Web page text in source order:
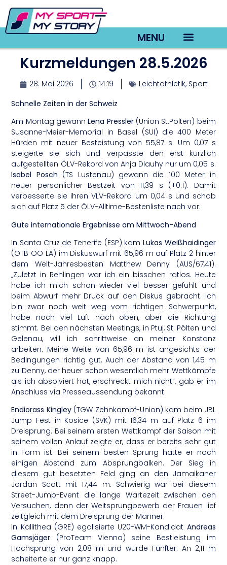
MENU
Kurzmeldungen 28.5.2026
28. Mai 2026 14:19 Leichtathletik, Sport
Schnelle Zeiten in der Schweiz
Am Montag gewannLena Pressler(Union St.Pölten) beim
Susanne-Meier-Memorial in Basel (SUI) die 400 Meter
Hürden mit neuer Besteistung von 55,87 s. Um 0,07 s
steigerte sie sich und verpasste den erst kürzlich
aufgestellten ÖLV-Rekord von Anja Dlauhy nur um 0,05 s.
Isabel Posch (TS Lustenau) gewann die 100 Meter in
neuer persönlicher Bestzeit von 11,39 s (+0.1). Damit
verbesserte sie ihren VLV-Rekord um 0,04 s und schob
sich auf Platz 5 der ÖLV-Alltime-Bestenliste nach vor.
Gute internationale Ergebnisse am Mittwoch-Abend
In Santa Cruz de Tenerife (ESP) kam Lukas Weißhaidinger
(ÖTB OÖ LA) im Diskuswurf mit 65,96 m auf Platz 2 hinter
dem Welt-Jahresbesten Matthew Denny (AUS/67,41).
„Zuletzt in Rehlingen war ich ein bisschen ratlos. Heute
habe ich mich schon wieder viel besser gefühlt und
beim Abwurf mehr Druck auf den Diskus gebracht. Ich
bin zwar noch weit weg vom richtigen Schwerpunkt,
habe noch viel Luft nach oben, aber die Richtung
stimmt. Bei den nächsten Meetings, in Ptuj, St. Pölten und
Gelenau, will ich schrittweise an meiner Konstanz
arbeiten. Meine Weite von 65,96 m ist angesichts der
Bedingungen richtig gut. Auch der Abstand von 1,45 m
zu Denny, der heuer schon wesentlich mehr Wettkämpfe
als ich absolviert hat, erschreckt mich nicht“, gab er im
Anschluss via Presseaussendung bekannt.
Endiorass Kingley(TGW Zehnkampf-Union) kam beim JBL
Jump Fest in Kosice (SVK) mit 16,34 m auf Platz 6 im
Dreisprung. Bei seinem ersten Wettkampf der Saison mit
seinem vollen Anlauf zeigte er, dass er bereits sehr gut
in Form ist. Bei seinem besten Sprung hatte er noch
einigen Abstand zum Absprungbalken. Der Sieg in
diesem gut besetzten Feld ging an den Jamaikaner
Jordan Scott mit 17,44 m. Schwierig war bei diesem
Street-Jump-Event die lange Wartezeit zwischen den
Versuchen, denn der Weitsprungbewerb der Frauen lief
zeitgleich mit dem Dreisprung der Männer.
In Kallithea (GRE) egalisierte U20-WM-Kandidat Andreas
Gamsjäger (ProTeam Vienna) seine Bestleistung im
Hochsprung von 2,08 m und wurde Fünfter. An 2,11 m
scheiterte er nur ganz knapp.